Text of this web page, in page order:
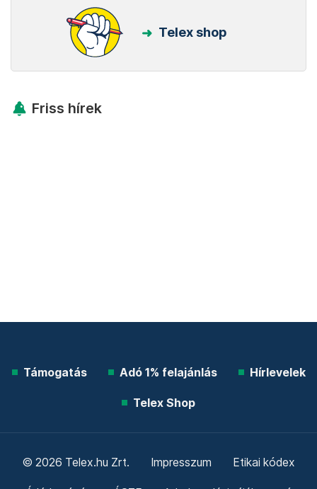
Telex shop
Friss hírek
Támogatás Adó 1% felajánlás Hírlevelek
Telex Shop
© 2026 Telex.hu Zrt. Impresszum Etikai kódex